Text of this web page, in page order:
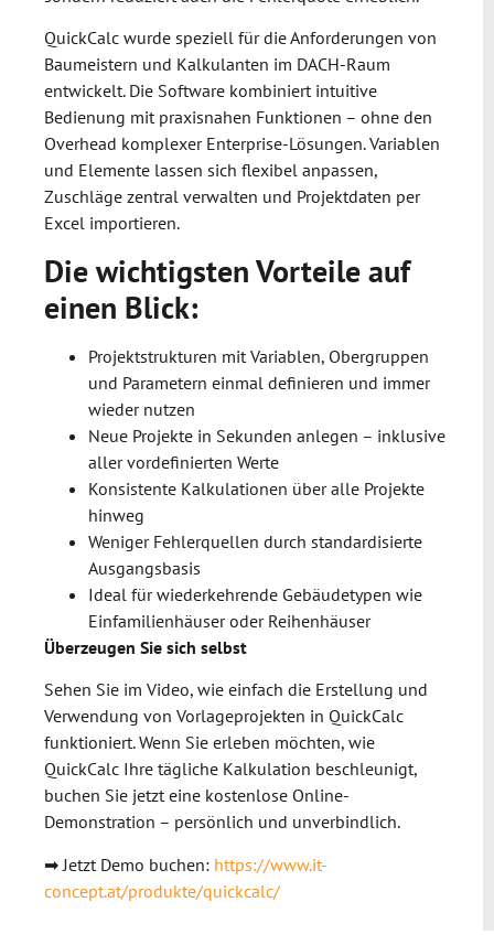
QuickCalc wurde speziell für die Anforderungen von
Baumeistern und Kalkulanten im DACH-Raum
entwickelt. Die Software kombiniert intuitive
Bedienung mit praxisnahen Funktionen – ohne den
Overhead komplexer Enterprise-Lösungen. Variablen
und Elemente lassen sich flexibel anpassen,
Zuschläge zentral verwalten und Projektdaten per
Excel importieren.
Die wichtigsten Vorteile auf
einen Blick:
Projektstrukturen mit Variablen, Obergruppen
und Parametern einmal definieren und immer
wieder nutzen
Neue Projekte in Sekunden anlegen – inklusive
aller vordefinierten Werte
Konsistente Kalkulationen über alle Projekte
hinweg
Weniger Fehlerquellen durch standardisierte
Ausgangsbasis
Ideal für wiederkehrende Gebäudetypen wie
Einfamilienhäuser oder Reihenhäuser
Überzeugen Sie sich selbst
Sehen Sie im Video, wie einfach die Erstellung und
Verwendung von Vorlageprojekten in QuickCalc
funktioniert. Wenn Sie erleben möchten, wie
QuickCalc Ihre tägliche Kalkulation beschleunigt,
buchen Sie jetzt eine kostenlose Online-
Demonstration – persönlich und unverbindlich.
➡ Jetzt Demo buchen: https://www.it-
concept.at/produkte/quickcalc/